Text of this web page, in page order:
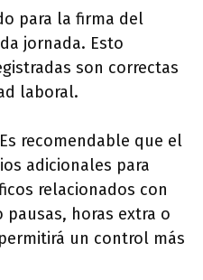
para la firma del
jornada. Esto
son correctas
laboral.
recomendable que el
adicionales para
relacionados con
horas extra o
un control más